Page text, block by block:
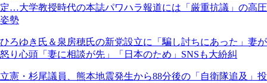
定…大学教授時代の本誌パワハラ報道には「厳重抗議」の高圧
姿勢
ひろゆき氏＆泉房穂氏の新党設立に「騙し討ちにあった」妻が
怒り心頭「妻に相談が先」「日本のため」SNSも大紛糾
立憲・杉尾議員、熊本地震発生から88分後の「自衛隊追及」投